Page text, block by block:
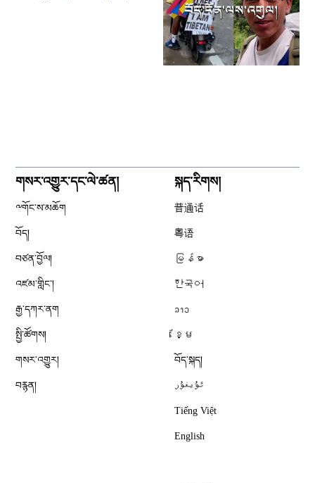
གསར་འགྱུར་དང་ལེ་ཚན།
༸གོང་ས་མཆོག
བོད།
བཙན་བྱོལ།
འཛམ་གླིང༌།
རྒྱ་དཀར་ནག
སྤྱི་ཚོགས།
གསར་འགྱུར།
བརྙན།
སྐད་རིགས།
普通话
粤语
မြန်မာ
한국어
ລາວ
ខ្មែ
བོད་སྐད།
ئۇيغۇر
Tiếng Việt
English